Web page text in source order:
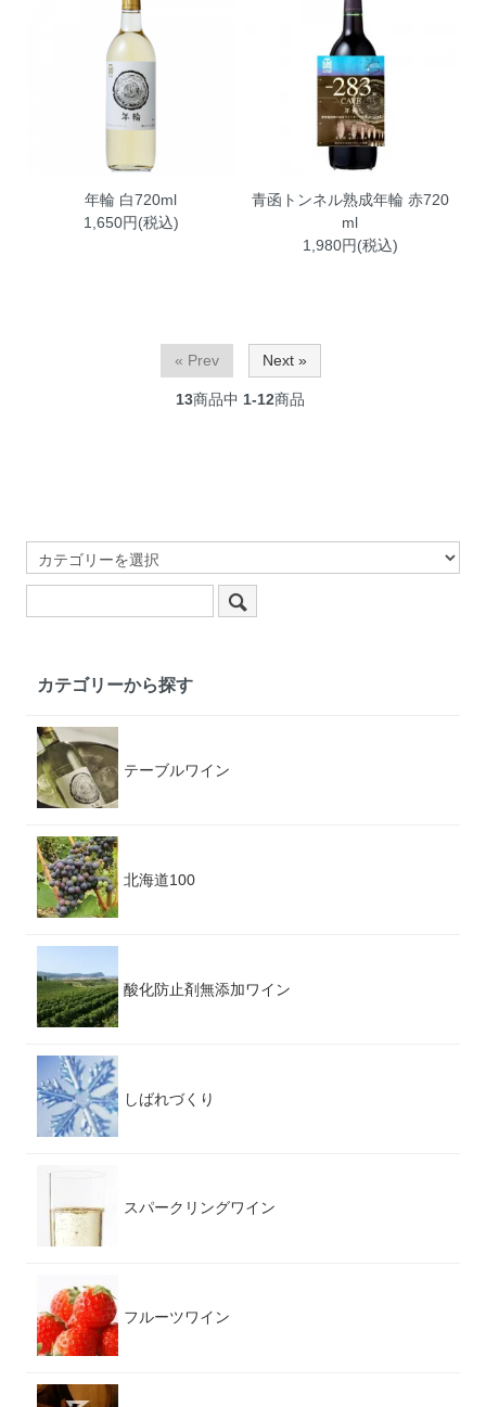
年輪 白720ml
1,650円(税込)
青函トンネル熟成年輪 赤720
ml
1,980円(税込)
« Prev Next »
13商品中 1-12商品
カテゴリーから探す
テーブルワイン
北海道100
酸化防止剤無添加ワイン
しばれづくり
スパークリングワイン
フルーツワイン